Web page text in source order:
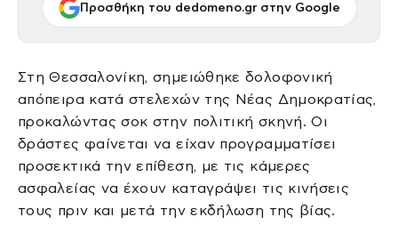
Προσθήκη του dedomeno.gr στην Google
Στη Θεσσαλονίκη, σημειώθηκε δολοφονική
απόπειρα κατά στελεχών της Νέας Δημοκρατίας,
προκαλώντας σοκ στην πολιτική σκηνή. Οι
δράστες φαίνεται να είχαν προγραμματίσει
προσεκτικά την επίθεση, με τις κάμερες
ασφαλείας να έχουν καταγράψει τις κινήσεις
τους πριν και μετά την εκδήλωση της βίας.